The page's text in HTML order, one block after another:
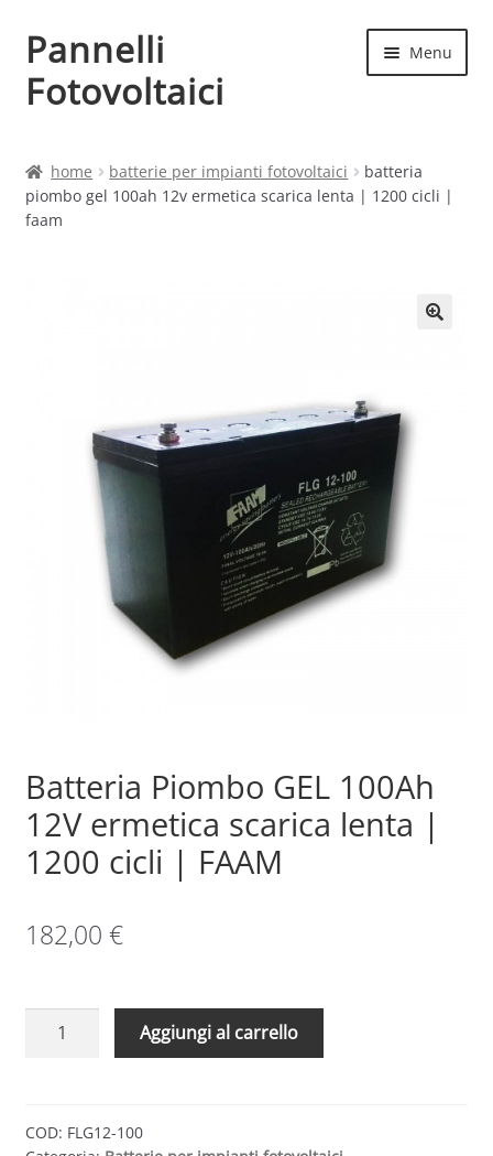
Vai
alla
navigazione
Vai
al
contenuto
Pannelli
Fotovoltaici
Menu
Cart
My account
Produttori
Sample Page
home batterie per impianti fotovoltaici
batteria
piombo gel 100ah 12v ermetica scarica lenta | 1200 cicli |
faam
Batteria Piombo GEL 100Ah
12V ermetica scarica lenta |
1200 cicli | FAAM
182,00 €
Batteria
12V
Aggiungi al carrello
COD: FLG12-100